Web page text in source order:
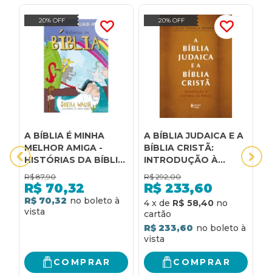
20% OFF
A BÍBLIA É MINHA
MELHOR AMIGA -
HISTÓRIAS DA BÍBLIA:
QUE HISTÓRIA A
BÍBLIA TEM PARA
VOCÊ EXPLORAR
ESTA SEMANA?
R$ 87,90
R$ 70,32
R$ 70,32
COMPRAR
20% OFF
A BÍBLIA JUDAICA E A
BÍBLIA CRISTÃ:
INTRODUÇÃO À
HISTÓRIA DA BÍBLIA
R$ 292,00
R$ 233,60
4 x de R$ 58,40
R$ 233,60
COMPRAR